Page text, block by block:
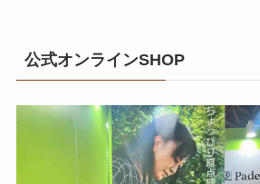
公式オンラインSHOP